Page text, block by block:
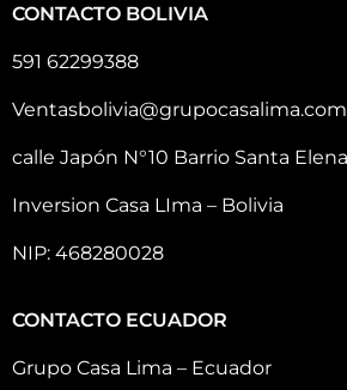
CONTACTO BOLIVIA
591 62299388
Ventasbolivia@grupocasalima.com
calle Japón N°10 Barrio Santa
Inversion Casa LIma – Bolivia
NIP: 468280028
CONTACTO ECUADOR
Grupo Casa Lima – Ecuador